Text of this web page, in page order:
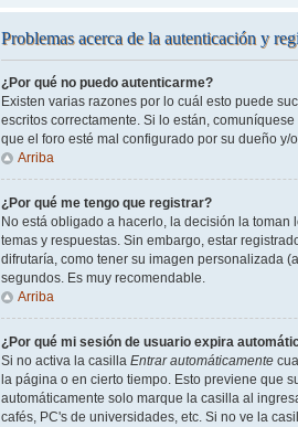
Problemas acerca de la autenticación y
¿Por qué no puedo autenticarme?
Existen varias razones por lo cuál esto puede
escritos correctamente. Si lo están,
que el foro esté mal configurado por su dueño
Arriba
¿Por qué me tengo que registrar?
No está obligado a hacerlo, la decisión la
temas y respuestas. Sin embargo, estar
difrutaría, como tener su imagen personalizada
segundos. Es muy recomendable.
Arriba
¿Por qué mi sesión de usuario expira
Si no activa la casilla Entrar automáticamente
la página o en cierto tiempo. Esto previene que
automáticamente solo marque la casilla al
cafés, PC's de universidades, etc. Si no ve la